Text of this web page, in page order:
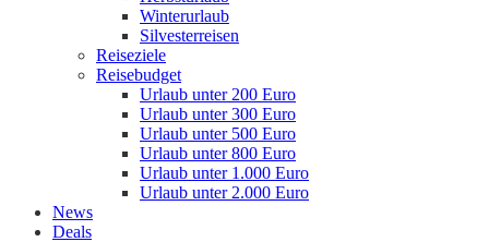
Winterurlaub
Silvesterreisen
Reiseziele
Reisebudget
Urlaub unter 200 Euro
Urlaub unter 300 Euro
Urlaub unter 500 Euro
Urlaub unter 800 Euro
Urlaub unter 1.000 Euro
Urlaub unter 2.000 Euro
News
Deals